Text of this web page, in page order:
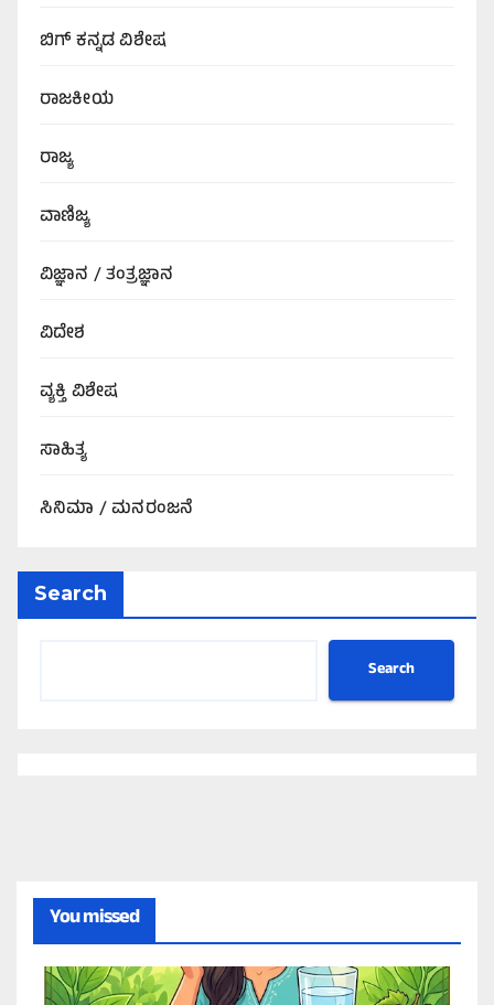
ಬಿಗ್‌ ಕನ್ನಡ ವಿಶೇಷ
ರಾಜಕೀಯ
ರಾಜ್ಯ
ವಾಣಿಜ್ಯ
ವಿಜ್ಞಾನ / ತಂತ್ರಜ್ಞಾನ
ವಿದೇಶ
ವ್ಯಕ್ತಿ ವಿಶೇಷ
ಸಾಹಿತ್ಯ
ಸಿನಿಮಾ / ಮನರಂಜನೆ
Search
Search
You missed